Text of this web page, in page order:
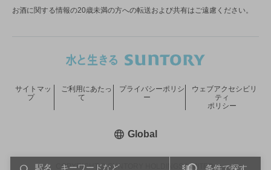
条件で探す
お酒に関する情報の20歳未満の方への転送および共有はご遠慮ください。
COPYRIGHT © SUNTORY HOLDINGS LIMITED.
サイトマッ
プ
ご利用にあたっ
て
プライバシーポリシ
ー
ウェブアクセシビリ
ティ
ポリシー
Global新しいウィンドウで開く